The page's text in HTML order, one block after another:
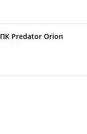
Predator Orion